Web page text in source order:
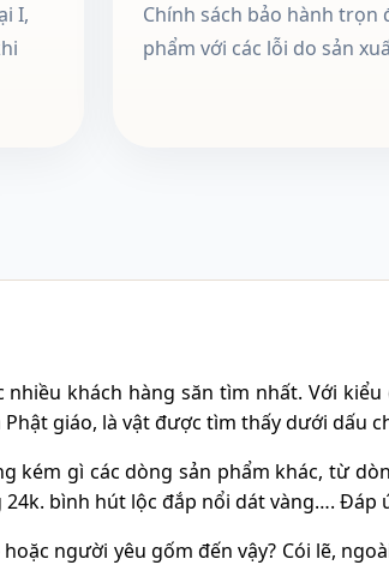
I,
Chính sách bảo hành trọn
phẩm với các lỗi do sản
khách hàng săn tìm nhất. Với
giáo, là vật được tìm thấy dưới dấu
kém gì các dòng sản phẩm khác, từ
24k. bình hút lộc đắp nổi dát vàng….
người yêu gốm đến vậy? Cói lẽ,